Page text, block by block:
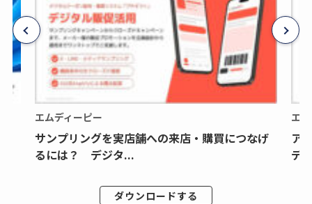
エムディーピー
サンプリングを実店舗への来店・購買につなげ
るには？ デジタ...
ダウンロードする
エ
ア
デ